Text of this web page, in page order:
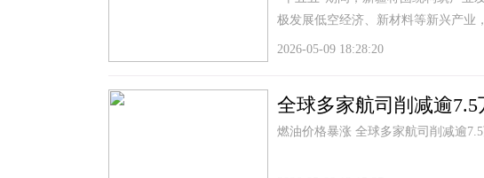
极发展低空经济、新材料等新兴产业
2026-05-09 18:28:20
全球多家航司削减逾
燃油价格暴涨 全球多家航司削减逾